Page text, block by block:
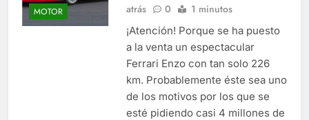
MOTOR
atrás
0 1 minutos
¡Atención! Porque se ha puesto
a la venta un espectacular
Ferrari Enzo con tan solo 226
km. Probablemente éste sea uno
de los motivos por los que se
esté pidiendo casi 4 millones de